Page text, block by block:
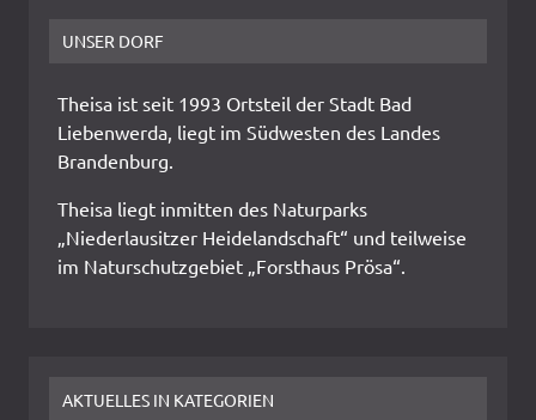
UNSER DORF
Theisa ist seit 1993 Ortsteil der Stadt Bad
Liebenwerda, liegt im Südwesten des Landes
Brandenburg.
Theisa liegt inmitten des Naturparks
„Niederlausitzer Heidelandschaft“ und teilweise
im Naturschutzgebiet „Forsthaus Prösa“.
AKTUELLES IN KATEGORIEN